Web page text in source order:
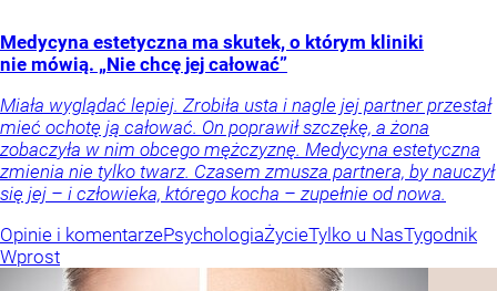
Medycyna estetyczna ma skutek, o którym kliniki
nie mówią. „Nie chcę jej całować”
Miała wyglądać lepiej. Zrobiła usta i nagle jej partner przestał
mieć ochotę ją całować. On poprawił szczękę, a żona
zobaczyła w nim obcego mężczyznę. Medycyna estetyczna
zmienia nie tylko twarz. Czasem zmusza partnera, by nauczył
się jej – i człowieka, którego kocha – zupełnie od nowa.
Opinie i komentarzePsychologiaŻycieTylko u NasTygodnik
Wprost